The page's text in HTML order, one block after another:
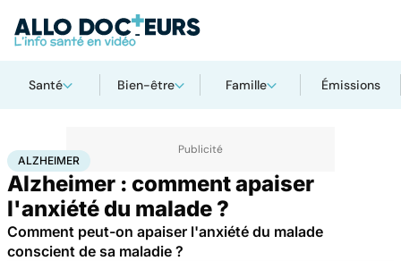
Santé Bien-être Famille Émissions
AccueilSanté Maladies
ALZHEIMER
Alzheimer : comment apaiser
l'anxiété du malade ?
Comment peut-on apaiser l'anxiété du malade
conscient de sa maladie ?